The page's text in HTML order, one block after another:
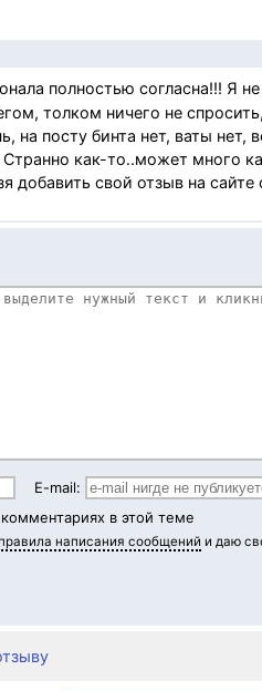
полностью согласна!!! Я
толком ничего не
на посту бинта нет, ваты
Странно как-то..может
добавить свой отзыв на
E-mail:
в этой теме
написания сообщений и даю